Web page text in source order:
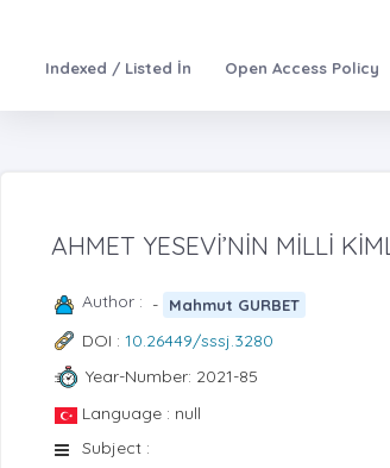
Indexed / Listed İn Open Access Policy
AHMET YESEVİ’NİN MİLLİ
Author : - Mahmut GURBET
DOI : 10.26449/sssj.3280
Year-Number: 2021-85
Language : null
Subject :